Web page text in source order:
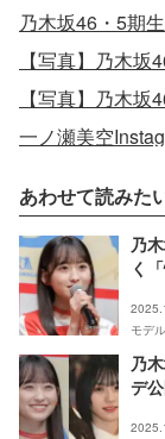
乃木坂46・5期
一ノ瀬美空
あわせて読みた
乃
く
モデ
乃
デ